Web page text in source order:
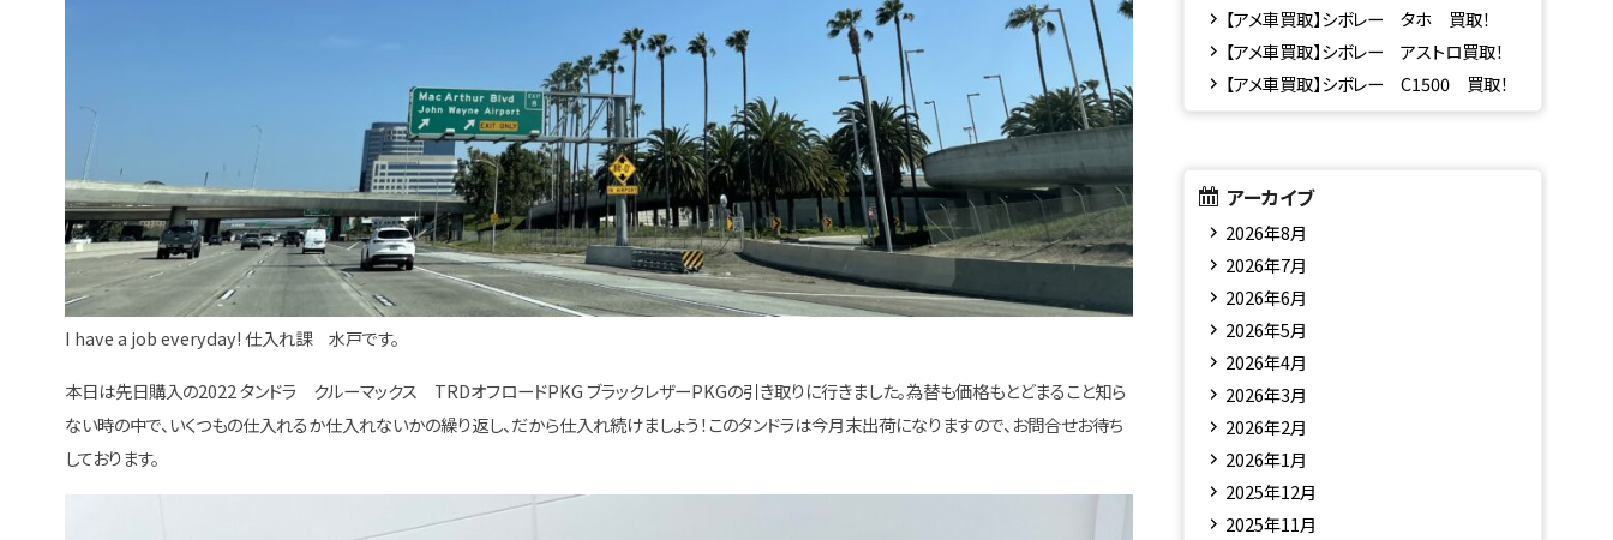
I have a job everyday! 仕入れ課 水戸です。
本日は先日購入の2022 タンドラ クルーマックス TRDオフロードPKG ブラックレザーPKGの引き取りに行きました。為替も価格もとどまること知ら
ない時の中で、いくつもの仕入れるか仕入れないかの繰り返し、だから仕入れ続けましょう！このタンドラは今月末出荷になりますので、お問合せお待ち
しております。
【アメ車買取】シボレー タホ 買取！
【アメ車買取】シボレー アストロ買取！
【アメ車買取】シボレー C1500 買取！
アーカイブ
2026年8月
2026年7月
2026年6月
2026年5月
2026年4月
2026年3月
2026年2月
2026年1月
2025年12月
2025年11月